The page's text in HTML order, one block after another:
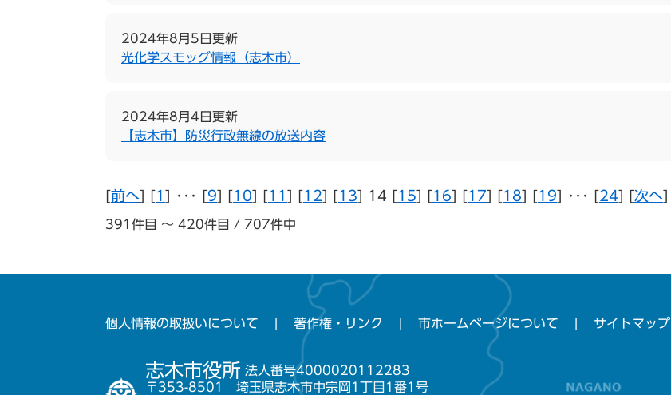
2024年8月5日更新
光化学スモッグ情報（志木市）
2024年8月4日更新
【志木市】防災行政無線の放送内容
[前へ] [1 ] ･･･ [9] [10] [11 ] [12] [13] 14 [15] [16] [17] [18] [19] ･･･ [24] [次へ]
391件目 ～ 420件目 / 707件中
個人情報の取扱いについて 著作権・リンク 市ホームページについて サイトマップ
志木市役所 法人番号4000020112283
〒353-8501 埼玉県志木市中宗岡1丁目1番1号